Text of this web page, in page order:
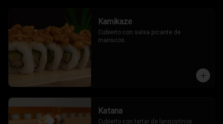
Kamikaze
Cubierto con salsa picante de
mariscos.
Katana
Cubierto con tartar de langostinos